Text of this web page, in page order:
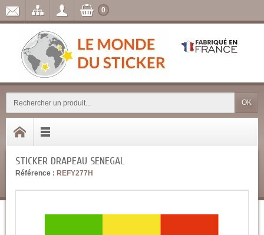
OK
0
STICKER DRAPEAU SENEGAL
Référence : REFY277H